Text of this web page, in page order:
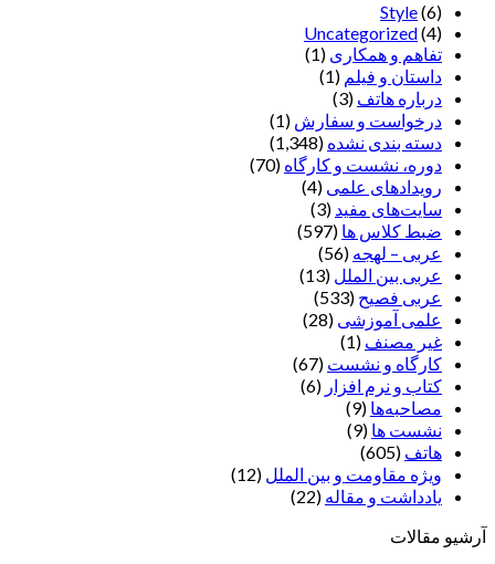
Style(6)
Uncategorized(4)
تفاهم و همکاری (1)
داستان و فیلم (1)
درباره هاتف (3)
درخواست و سفارش (1)
دسته بندی نشده (1,348)
دوره، نشست و کارگاه (70)
رویدادهای علمی (4)
سایت‌های مفید (3)
ضبط کلاس ها (597)
عربی – لهجه (56)
عربی بین الملل (13)
عربی فصیح (533)
علمی آموزشی (28)
غير مصنف (1)
کارگاه و نشست (67)
کتاب و نرم افزار (6)
مصاحبه‌ها (9)
نشست ها (9)
هاتف (605)
ویژه مقاومت و بین الملل (12)
یادداشت‌ و مقاله (22)
آرشیو مقالات